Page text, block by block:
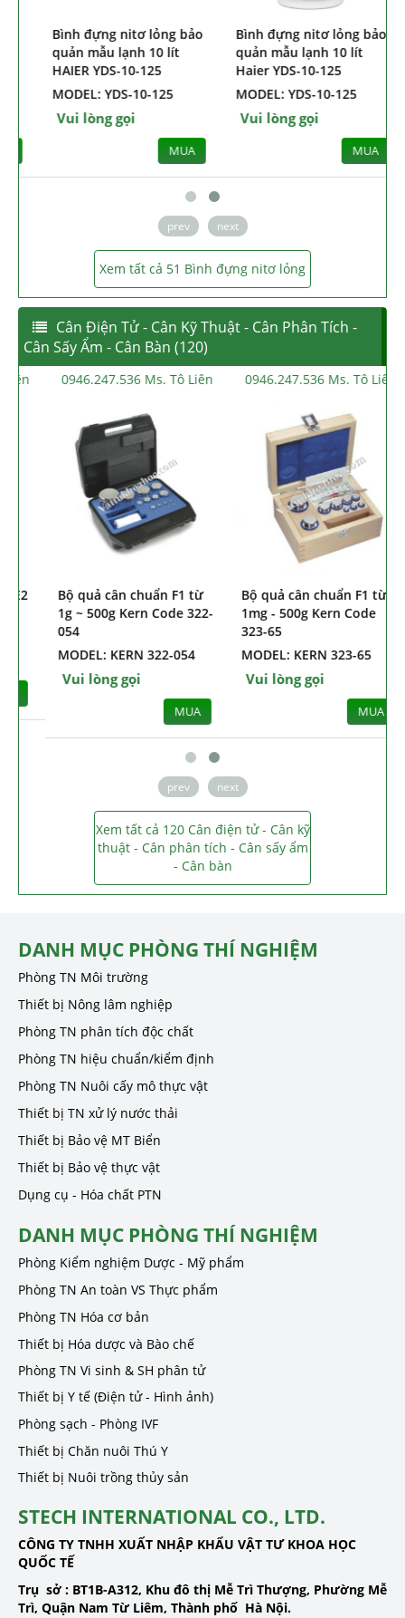
Bình đựng nitơ lỏng bảo
quản mẫu lạnh 10 lít
HAIER YDS-10-125
MODEL: YDS-10-125
Vui lòng gọi
MUA
Bình đựng nitơ lỏng bảo
quản mẫu lạnh 10 lít
Haier YDS-10-125
MODEL: YDS-10-125
Vui lòng gọi
MUA
prev next
Xem tất cả 51 Bình đựng nitơ lỏng
Cân Điện Tử - Cân Kỹ Thuật - Cân Phân Tích -
Cân Sấy Ẩm - Cân Bàn (120)
0946.247.536 Ms. Tô Liên
Bộ quả cân chuẩn F1 từ
1g ~ 500g Kern Code 322-
MODEL: KERN 322-054
Vui lòng gọi
0946.247.536 Ms. Tô Liên
Bộ quả cân chuẩn F1 từ
1mg - 500g Kern Code
323-65
MODEL: KERN 323-65
Vui lòng gọi
prev next
Xem tất cả 120 Cân điện tử - Cân kỹ
thuật - Cân phân tích - Cân sấy ẩm
- Cân bàn
DANH MỤC PHÒNG THÍ NGHIỆM
Phòng TN Môi trường
Thiết bị Nông lâm nghiệp
Phòng TN phân tích độc chất
Phòng TN hiệu chuẩn/kiểm định
Phòng TN Nuôi cấy mô thực vật
Thiết bị TN xử lý nước thải
Thiết bị Bảo vệ MT Biển
Thiết bị Bảo vệ thực vật
Dụng cụ - Hóa chất PTN
DANH MỤC PHÒNG THÍ NGHIỆM
Phòng Kiểm nghiệm Dược - Mỹ phẩm
Phòng TN An toàn VS Thực phẩm
Phòng TN Hóa cơ bản
Thiết bị Hóa dược và Bào chế
Phòng TN Vi sinh & SH phân tử
Thiết bị Y tế (Điện tử - Hình ảnh)
Phòng sạch - Phòng IVF
Thiết bị Chăn nuôi Thú Y
Thiết bị Nuôi trồng thủy sản
STECH INTERNATIONAL CO., LTD.
CÔNG TY TNHH XUẤT NHẬP KHẨU VẬT TƯ KHOA HỌC
QUỐC TẾ
Trụ sở : BT1B-A312, Khu đô thị Mễ Trì Thượng, Phường Mễ
Trì, Quận Nam Từ Liêm, Thành phố Hà Nội.